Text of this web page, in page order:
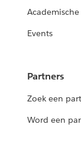
Events
Partners
Zoek een
Word een